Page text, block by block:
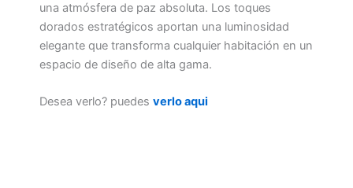
una atmósfera de paz absoluta. Los toques
dorados estratégicos aportan una luminosidad
elegante que transforma cualquier habitación en un
espacio de diseño de alta gama.
Desea verlo? puedes verlo aqui